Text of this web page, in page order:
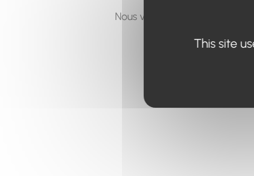
Nous vous invitons à utiliser
This site